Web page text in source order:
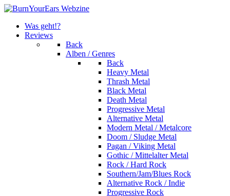
Was geht!?
Reviews
Back
Alben / Genres
Back
Heavy Metal
Thrash Metal
Black Metal
Death Metal
Progressive Metal
Alternative Metal
Modern Metal / Metalcore
Doom / Sludge Metal
Pagan / Viking Metal
Gothic / Mittelalter Metal
Rock / Hard Rock
Southern/Jam/Blues Rock
Alternative Rock / Indie
Progressive Rock